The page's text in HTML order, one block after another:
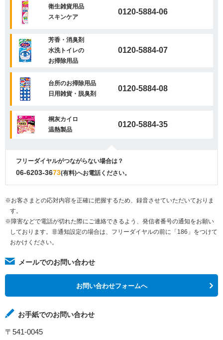
衛生雑貨用品
スキンケア
0120-5884-06
芳香・消臭剤
水洗トイレの
お掃除用品
0120-5884-07
台所のお掃除用品
日用雑貨・脱臭剤
0120-5884-08
桐灰カイロ
温熱製品
0120-5884-35
フリーダイヤルがつながらない場合は？
06-6203-3673(有料)へお電話ください。
※お客さまとの応対内容を正確に把握するため、録音させていただいておりま
す。
※障害などで電話が切れた際にご連絡できるよう、発信者番号の通知をお願い
しております。非通知設定の場合は、フリーダイヤルの前に「186」をつけて
おかけください。
メールでのお問い合わせ
お問い合わせフォームへ
お手紙でのお問い合わせ
〒541-0045